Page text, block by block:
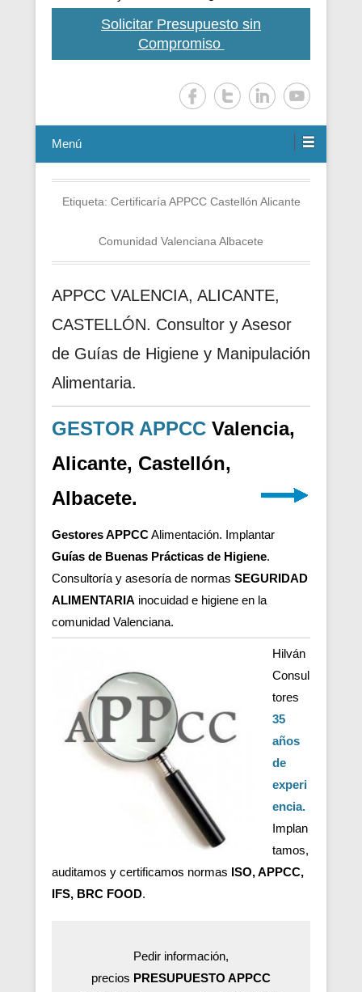
Solicitar Presupuesto sin
Compromiso
Menú
Etiqueta: Certificaría APPCC Castellón Alicante
Comunidad Valenciana Albacete
APPCC VALENCIA, ALICANTE,
CASTELLÓN. Consultor y Asesor
de Guías de Higiene y Manipulación
Alimentaria.
GESTOR APPCC Valencia,
Alicante, Castellón,
Albacete.
Gestores APPCCAlimentación. Implantar
Guías de Buenas Prácticas de Higiene.
Consultoría y asesoría de normas SEGURIDAD
ALIMENTARIA inocuidad e higiene en la
comunidad Valenciana.
Hilván
Consul
tores
35
años
de
experi
encia.
Implan
tamos,
auditamos y certificamos normas ISO, APPCC,
IFS, BRC FOOD.
Pedir información,
precios PRESUPUESTO APPCC